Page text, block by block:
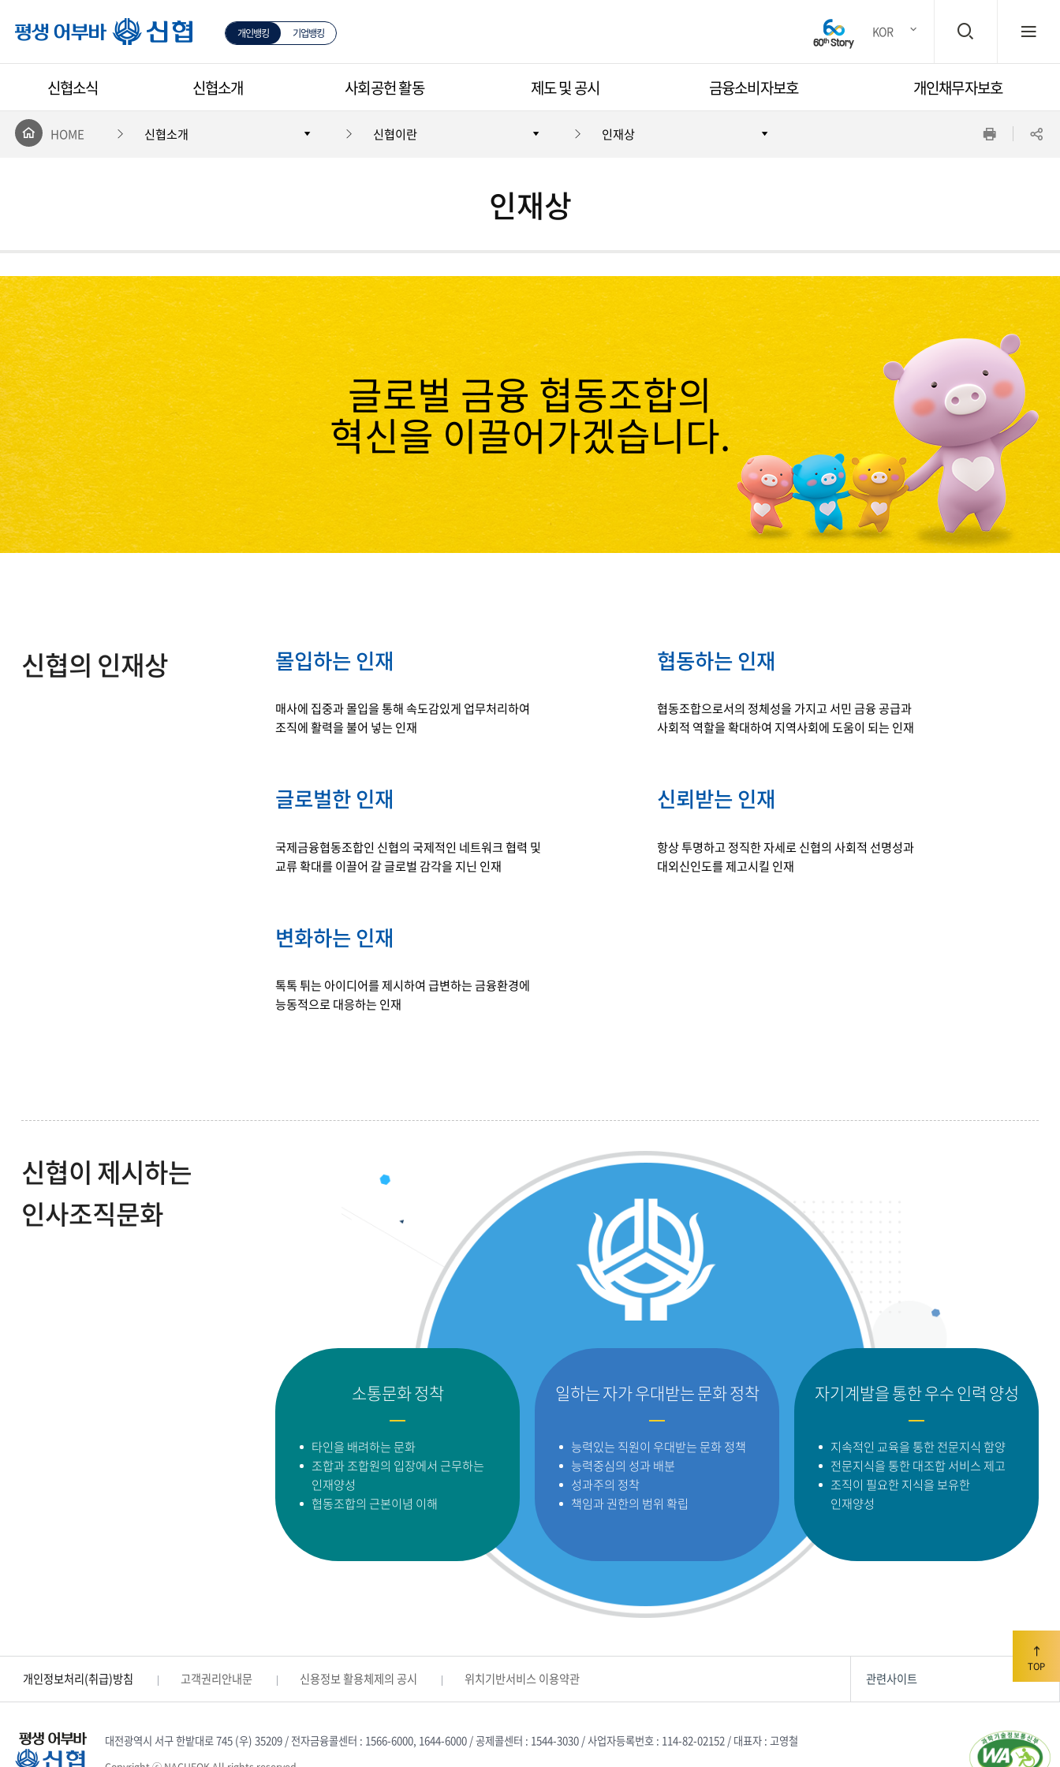
평생 어부바 신협 개인뱅킹 기업뱅킹
신협소식 신협소개 사회공헌 활동 제도 및 공시 금융소비자보호 개인채무자보호
KOR
색
열
기
HOME 신협소개 신협이란 인재상 인
기
인재상
글로벌 금융 협동조합의
혁신을 이끌어가겠습니다.
신협의 인재상 몰입하는 인재
매사에 집중과 몰입을 통해 속도감있게 업무처리하여
조직에 활력을 불어 넣는 인재
협동하는 인재
협동조합으로서의 정체성을 가지고 서민 금융 공급과
사회적 역할을 확대하여 지역사회에 도움이 되는 인재
글로벌한 인재
국제금융협동조합인 신협의 국제적인 네트워크 협력 및
교류 확대를 이끌어 갈 글로벌 감각을 지닌 인재
신뢰받는 인재
항상 투명하고 정직한 자세로 신협의 사회적 선명성과
대외신인도를 제고시킬 인재
변화하는 인재
톡톡 튀는 아이디어를 제시하여 급변하는 금융환경에
능동적으로 대응하는 인재
신협이 제시하는
인사조직문화
소통문화 정착
타인을 배려하는 문화
조합과 조합원의 입장에서 근무하는
인재양성
협동조합의 근본이념 이해
일하는 자가 우대받는 문화 정착
능력있는 직원이 우대받는 문화 정책
능력중심의 성과 배분
성과주의 정착
책임과 권한의 범위 확립
자기계발을 통한 우수 인력 양성
지속적인 교육을 통한 전문지식 함양
전문지식을 통한 대조합 서비스 제고
조직이 필요한 지식을 보유한
인재양성
개인정보처리(취급)방침 고객권리안내문 신용정보 활용체제의 공시 위치기반서비스 이용약관 관련사이트
대전광역시 서구 한밭대로 745 (우) 35209 / 전자금융콜센터 : 1566-6000, 1644-6000 / 공제콜센터 : 1544-3030 / 사업자등록번호 : 114-82-02152 / 대표자 : 고영철
TOP